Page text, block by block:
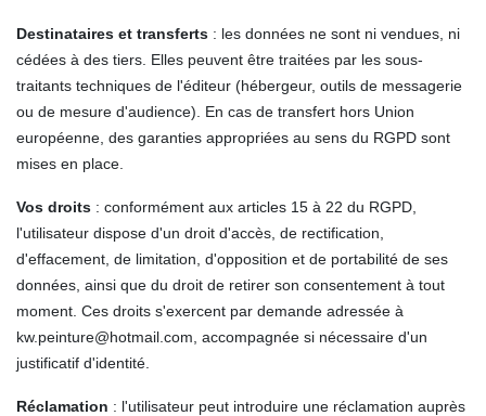
Destinataires et transferts : les données ne sont ni vendues, ni
cédées à des tiers. Elles peuvent être traitées par les sous-
traitants techniques de l'éditeur (hébergeur, outils de messagerie
ou de mesure d'audience). En cas de transfert hors Union
européenne, des garanties appropriées au sens du RGPD sont
mises en place.
Vos droits : conformément aux articles 15 à 22 du RGPD,
l'utilisateur dispose d'un droit d'accès, de rectification,
d'effacement, de limitation, d'opposition et de portabilité de ses
données, ainsi que du droit de retirer son consentement à tout
moment. Ces droits s'exercent par demande adressée à
kw.peinture@hotmail.com, accompagnée si nécessaire d'un
justificatif d'identité.
Réclamation : l'utilisateur peut introduire une réclamation auprès